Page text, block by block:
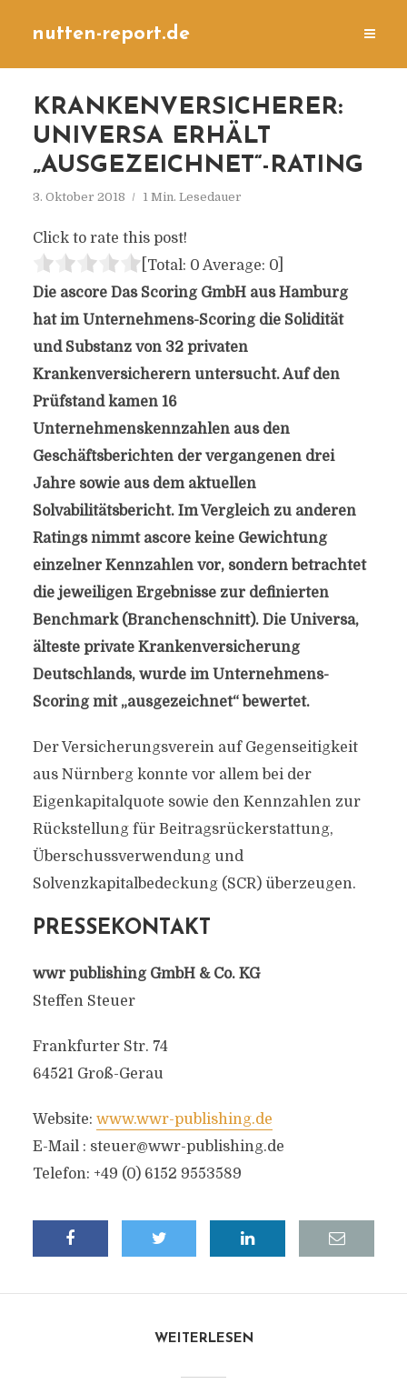
nutten-report.de
KRANKENVERSICHERER:
UNIVERSA ERHÄLT
„AUSGEZEICHNET“-RATING
3. Oktober 2018 1 Min. Lesedauer
Click to rate this post!
[Total: 0 Average: 0]
Die ascore Das Scoring GmbH aus Hamburg
hat im Unternehmens-Scoring die Solidität
und Substanz von 32 privaten
Krankenversicherern untersucht. Auf den
Prüfstand kamen 16
Unternehmenskennzahlen aus den
Geschäftsberichten der vergangenen drei
Jahre sowie aus dem aktuellen
Solvabilitätsbericht. Im Vergleich zu anderen
Ratings nimmt ascore keine Gewichtung
einzelner Kennzahlen vor, sondern betrachtet
die jeweiligen Ergebnisse zur definierten
Benchmark (Branchenschnitt). Die Universa,
älteste private Krankenversicherung
Deutschlands, wurde im Unternehmens-
Scoring mit „ausgezeichnet“ bewertet.
Der Versicherungsverein auf Gegenseitigkeit
aus Nürnberg konnte vor allem bei der
Eigenkapitalquote sowie den Kennzahlen zur
Rückstellung für Beitragsrückerstattung,
Überschussverwendung und
Solvenzkapitalbedeckung (SCR) überzeugen.
PRESSEKONTAKT
wwr publishing GmbH & Co. KG
Steffen Steuer
Frankfurter Str. 74
64521 Groß-Gerau
Website: www.wwr-publishing.de
E-Mail : steuer@wwr-publishing.de
Telefon: +49 (0) 6152 9553589
WEITERLESEN